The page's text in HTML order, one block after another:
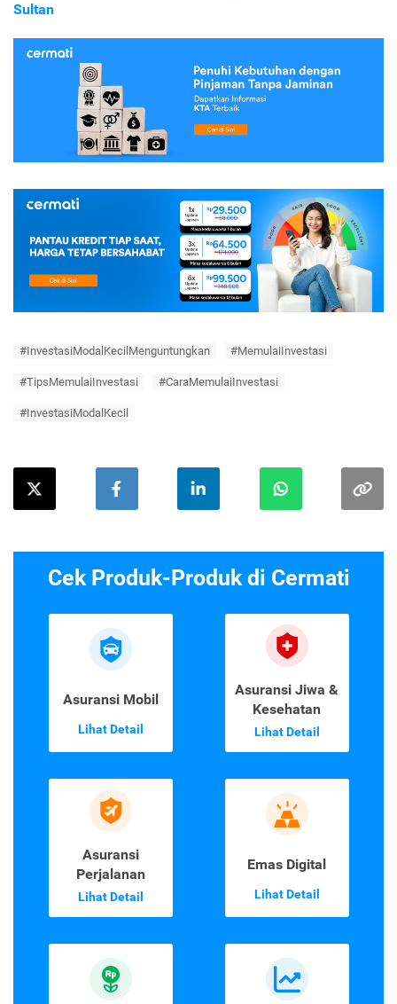
Sultan
#InvestasiModalKecilMenguntungkan #MemulaiInvestasi
#TipsMemulaiInvestasi #CaraMemulaiInvestasi
#InvestasiModalKecil
Cek Produk-Produk di Cermati
Asuransi Mobil
Lihat Detail
Asuransi Jiwa &
Kesehatan
Lihat Detail
Asuransi
Perjalanan
Lihat Detail
Emas Digital
Lihat Detail